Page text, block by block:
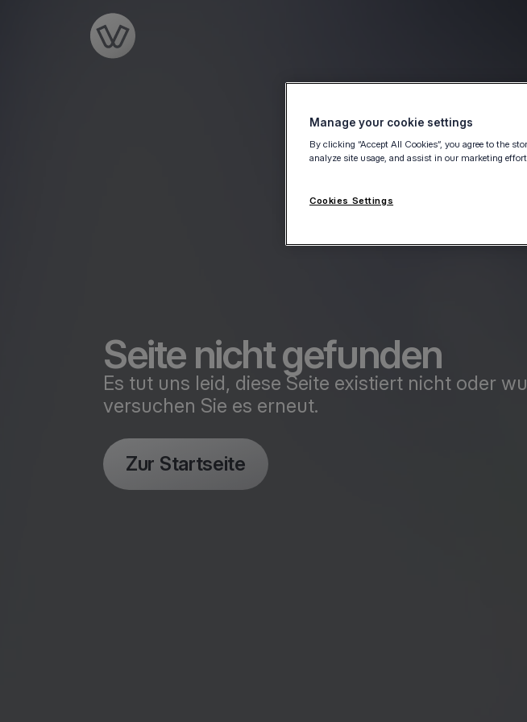
Seite nicht gefunden
Es tut uns leid, diese Seite existiert nicht oder
versuchen Sie es erneut.
Zur Startseite
Manage your cookie settings
By clicking “Accept All Cookies”, you agree to the
analyze site usage, and assist in our marketing
Cookies Settings